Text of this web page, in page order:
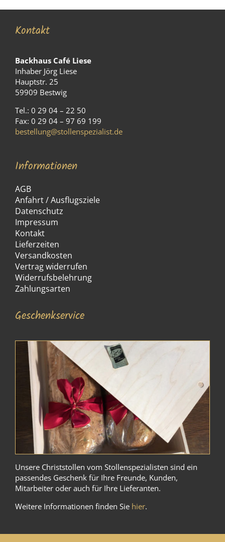
Kontakt
Backhaus Café Liese
Inhaber Jörg Liese
Hauptstr. 25
59909 Bestwig
Tel.: 0 29 04 – 22 50
Fax: 0 29 04 – 97 69 199
bestellung@stollenspezialist.de
Informationen
AGB
Anfahrt / Ausflugsziele
Datenschutz
Impressum
Kontakt
Lieferzeiten
Versandkosten
Vertrag widerrufen
Widerrufsbelehrung
Zahlungsarten
Geschenkservice
Unsere Christstollen vom Stollenspezialisten sind ein
passendes Geschenk für Ihre Freunde, Kunden,
Mitarbeiter oder auch für Ihre Lieferanten.
Weitere Informationen finden Sie hier.